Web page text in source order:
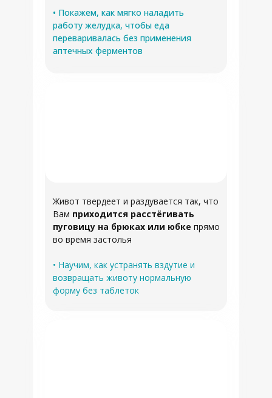
• Покажем, как мягко наладить
работу желудка, чтобы еда
переваривалась без применения
аптечных ферментов
Живот твердеет и раздувается так, что
Вам приходится расстёгивать
пуговицу на брюках или юбке прямо
во время застолья
• Научим, как устранять вздутие и
возвращать животу нормальную
форму без таблеток